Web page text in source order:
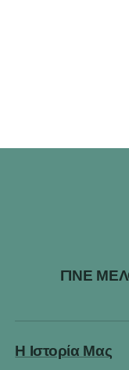
ΓΙΝΕ
Η Ιστορία Μας